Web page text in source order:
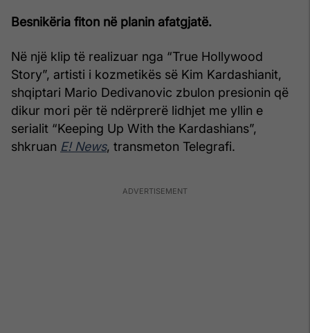
Besnikëria fiton në planin afatgjatë.
Në një klip të realizuar nga “True Hollywood
Story”, artisti i kozmetikës së Kim Kardashianit,
shqiptari Mario Dedivanovic zbulon presionin që
dikur mori për të ndërprerë lidhjet me yllin e
serialit “Keeping Up With the Kardashians”,
shkruan E! News, transmeton Telegrafi.